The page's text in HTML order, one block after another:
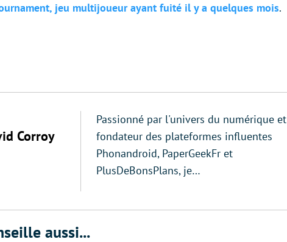
jeu multijoueur ayant fuité il y a quelques mois.
Corroy
Passionné par l'univers du numérique et
fondateur des plateformes influentes
Phonandroid, PaperGeekFr et
PlusDeBonsPlans, je…
aussi...